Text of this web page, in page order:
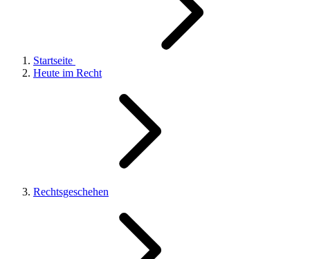
Startseite
Heute im Recht
Rechtsgeschehen